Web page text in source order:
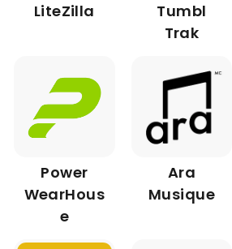
LiteZilla
Tumbl
Trak
Power
WearHous
e
Ara
Musique